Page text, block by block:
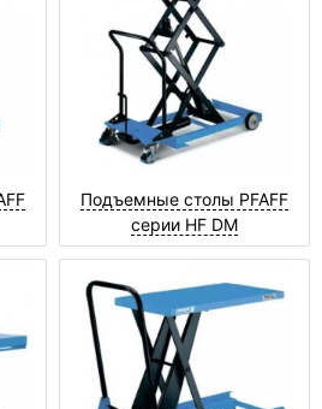
Подъемные столы PFAFF
серии HF DM